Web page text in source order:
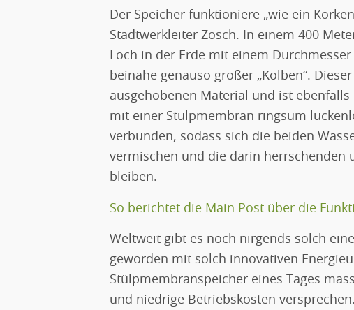
Der Speicher funktioniere „wie ein
Stadtwerkleiter Zösch. In einem 400
Loch in der Erde mit einem
beinahe genauso großer „Kolben“.
ausgehobenen Material und ist
mit einer Stülpmembran ringsum
verbunden, sodass sich die beiden
vermischen und die darin herrschenden
bleiben.
So berichtet die Main Post über die
Weltweit gibt es noch nirgends solch
geworden mit solch innovativen
Stülpmembranspeicher eines Tages
und niedrige Betriebskosten